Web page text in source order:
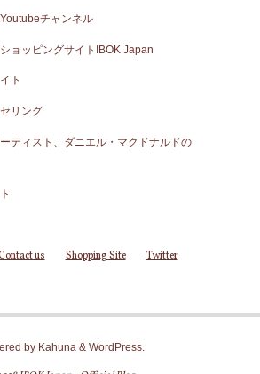
チャンネル
ョッピングサイトIBOK Japan
ト
リング
ティスト、ダニエル・マクドナルドの
us Shopping Site Twitter
by Kahuna & WordPress